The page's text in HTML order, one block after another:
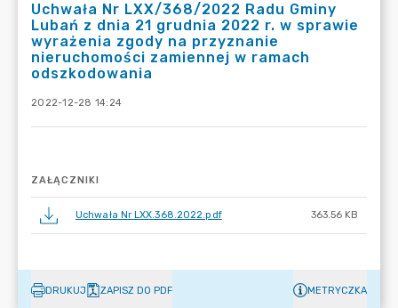
Uchwała Nr LXX/368/2022 Radu Gminy
Lubań z dnia 21 grudnia 2022 r. w sprawie
wyrażenia zgody na przyznanie
nieruchomości zamiennej w ramach
odszkodowania
2022-12-28 14:24
ZAŁĄCZNIKI
Uchwała Nr LXX.368.2022.pdf 363.56 KB
DRUKUJ ZAPISZ DO PDF METRYCZKA